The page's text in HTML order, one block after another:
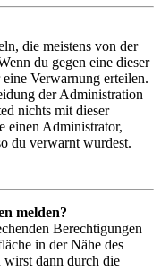
die meistens von der
du gegen eine dieser
Verwarnung erteilen.
der Administration
nichts mit dieser
einen Administrator,
du verwarnt wurdest.
melden?
Berechtigungen
in der Nähe des
wirst dann durch die